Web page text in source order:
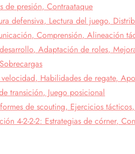
de presión, Contraataque
defensiva, Lectura del juego,
Comprensión, Alineación
Adaptación de roles,
Habilidades de regate,
transición, Juego posicional
de scouting, Ejercicios
4-2-2-2: Estrategias de córner,